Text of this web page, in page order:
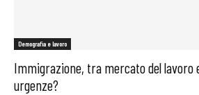
Demografia e lavoro
Immigrazione, tra mercato del lavoro
urgenze?